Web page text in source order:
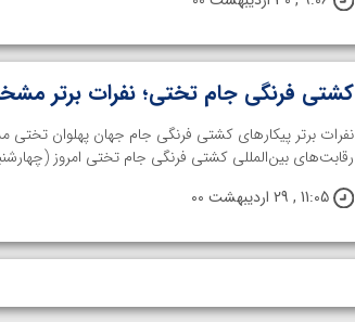
کشتی فرنگی جام تختی؛ نفرات برتر
نفرات برتر پیکارهای کشتی فرنگی جام جهان پهلوان
رقابت‌های بین‌المللی کشتی فرنگی جام تختی امروز
11:05 , 29 اردیبهشت 00